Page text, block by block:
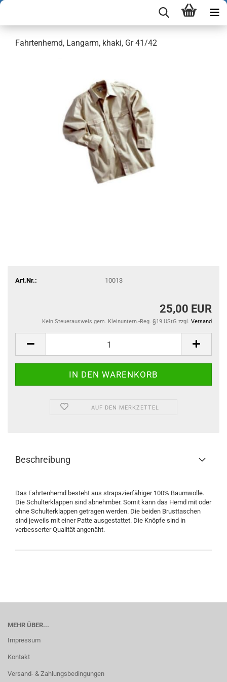
Fahrtenhemd, Langarm, khaki, Gr 41/42
Art.Nr.: 10013
25,00 EUR
Kein Steuerausweis gem. Kleinuntern.-Reg. §19 UStG zzgl. Versand
AUF DEN MERKZETTEL
Beschreibung
Das Fahrtenhemd besteht aus strapazierfähiger 100% Baumwolle.
Die Schulterklappen sind abnehmber. Somit kann das Hemd mit oder
ohne Schulterklappen getragen werden. Die beiden Brusttaschen
sind jeweils mit einer Patte ausgestattet. Die Knöpfe sind in
verbesserter Qualität angenäht.
MEHR ÜBER...
Impressum
Kontakt
Versand- & Zahlungsbedingungen